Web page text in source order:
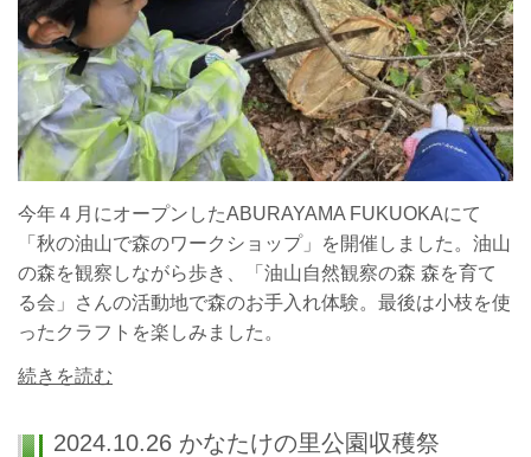
今年４月にオープンしたABURAYAMA FUKUOKAにて
「秋の油山で森のワークショップ」を開催しました。 油山
の森を観察しながら歩き、「油山自然観察の森 森を育て
る会」さんの活動地で森のお手入れ体験。最後は小枝を使
ったクラフトを楽しみました。
続きを読む
2024.10.26 かなたけの里公園収穫祭